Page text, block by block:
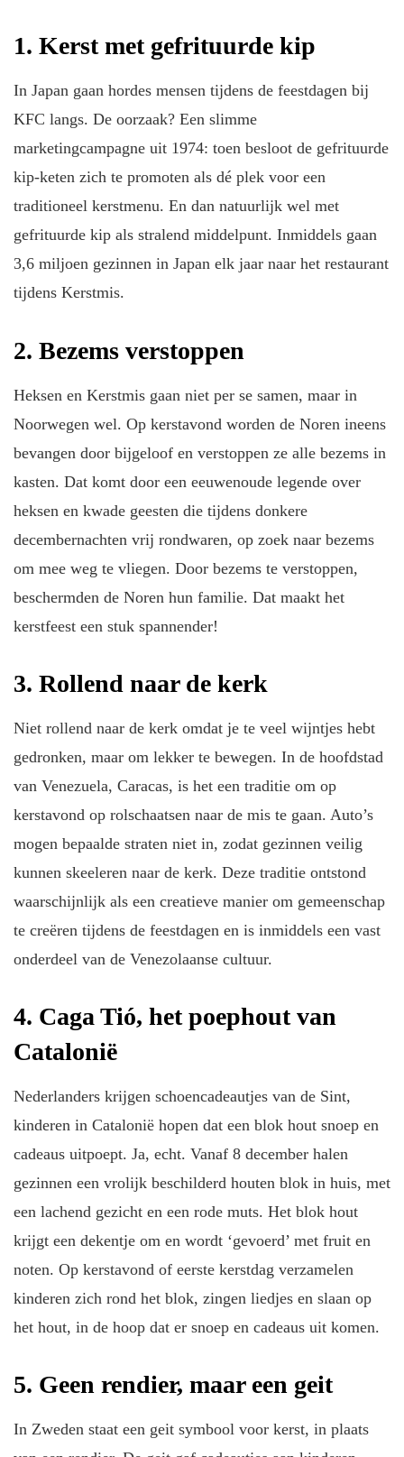
1. Kerst met gefrituurde kip
In Japan gaan hordes mensen tijdens de feestdagen bij
KFC langs. De oorzaak? Een slimme
marketingcampagne uit 1974: toen besloot de gefrituurde
kip-keten zich te promoten als dé plek voor een
traditioneel kerstmenu. En dan natuurlijk wel met
gefrituurde kip als stralend middelpunt. Inmiddels gaan
3,6 miljoen gezinnen in Japan elk jaar naar het restaurant
tijdens Kerstmis.
2. Bezems verstoppen
Heksen en Kerstmis gaan niet per se samen, maar in
Noorwegen wel. Op kerstavond worden de Noren ineens
bevangen door bijgeloof en verstoppen ze alle bezems in
kasten. Dat komt door een eeuwenoude legende over
heksen en kwade geesten die tijdens donkere
decembernachten vrij rondwaren, op zoek naar bezems
om mee weg te vliegen. Door bezems te verstoppen,
beschermden de Noren hun familie. Dat maakt het
kerstfeest een stuk spannender!
3. Rollend naar de kerk
Niet rollend naar de kerk omdat je te veel wijntjes hebt
gedronken, maar om lekker te bewegen. In de hoofdstad
van Venezuela, Caracas, is het een traditie om op
kerstavond op rolschaatsen naar de mis te gaan. Auto’s
mogen bepaalde straten niet in, zodat gezinnen veilig
kunnen skeeleren naar de kerk. Deze traditie ontstond
waarschijnlijk als een creatieve manier om gemeenschap
te creëren tijdens de feestdagen en is inmiddels een vast
onderdeel van de Venezolaanse cultuur.
4. Caga Tió, het poephout van
Catalonië
Nederlanders krijgen schoencadeautjes van de Sint,
kinderen in Catalonië hopen dat een blok hout snoep en
cadeaus uitpoept. Ja, echt. Vanaf 8 december halen
gezinnen een vrolijk beschilderd houten blok in huis, met
een lachend gezicht en een rode muts. Het blok hout
krijgt een dekentje om en wordt ‘gevoerd’ met fruit en
noten. Op kerstavond of eerste kerstdag verzamelen
kinderen zich rond het blok, zingen liedjes en slaan op
het hout, in de hoop dat er snoep en cadeaus uit komen.
5. Geen rendier, maar een geit
In Zweden staat een geit symbool voor kerst, in plaats